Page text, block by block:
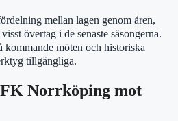
mellan lagen genom åren,
övertag i de senaste säsongerna.
möten och historiska
tillgängliga.
Norrköping mot